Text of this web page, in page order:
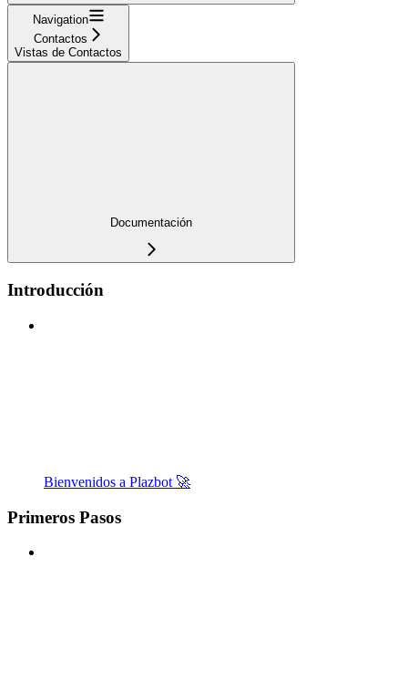
Navigation
Contactos
Vistas de Contactos
Documentación
Introducción
Bienvenidos a Plazbot 🚀
Primeros Pasos